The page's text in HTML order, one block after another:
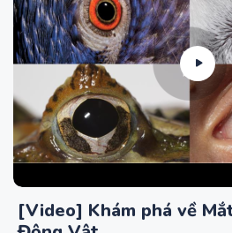
[Video] Khám phá về